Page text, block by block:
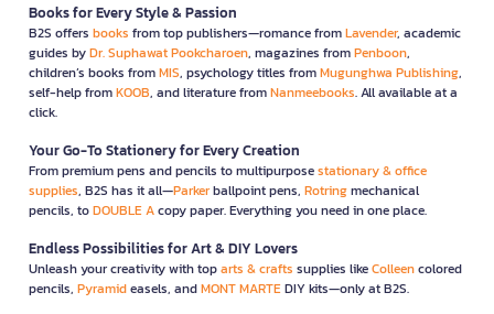
Books for Every Style & Passion
B2S offers books from top publishers—romance fromLavender, academic
guides byDr. Suphawat Pookcharoen, magazines fromPenboon,
children’s books fromMIS, psychology titles fromMugunghwa Publishing,
self-help fromKOOB, and literature fromNanmeebooks. All available at a
click.
Your Go-To Stationery for Every Creation
From premium pens and pencils to multipurposestationary & office
supplies, B2S has it all—Parkerballpoint pens, Rotringmechanical
pencils, toDOUBLE Acopy paper. Everything you need in one place.
Endless Possibilities for Art & DIY Lovers
Unleash your creativity with toparts & crafts supplies likeColleencolored
pencils, Pyramideasels, andMONT MARTEDIY kits—only at B2S.